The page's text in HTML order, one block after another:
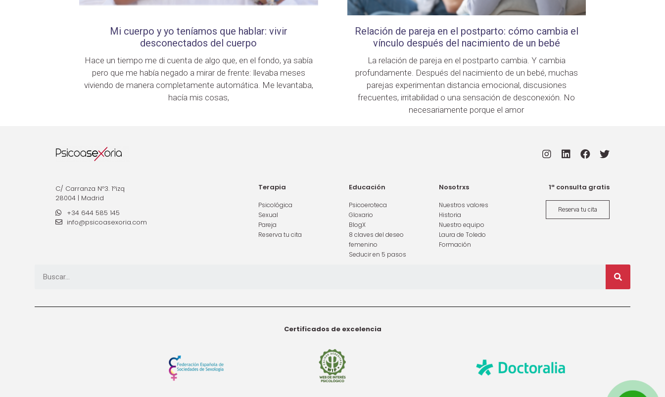
Mi cuerpo y yo teníamos que hablar: vivir
desconectados del cuerpo
Hace un tiempo me di cuenta de algo que, en el fondo, ya sabía
pero que me había negado a mirar de frente: llevaba meses
viviendo de manera completamente automática. Me levantaba,
hacía mis cosas,
Relación de pareja en el postparto: cómo cambia el
vínculo después del nacimiento de un bebé
La relación de pareja en el postparto cambia. Y cambia
profundamente. Después del nacimiento de un bebé, muchas
parejas experimentan distancia emocional, discusiones
frecuentes, irritabilidad o una sensación de desconexión. No
necesariamente porque el amor
C/ Carranza Nº3. 1ºizq
28004 | Madrid
+34 644 585 145
info@psicoasexoria.com
Terapia
Psicológica
Sexual
Pareja
Reserva tu cita
Educación
Psicoeroteca
Gloxario
BlogX
8 claves del deseo
femenino
Seducir en 5 pasos
Nosotrxs
Nuestros valores
Historia
Nuestro equipo
Laura de Toledo
Formación
1ª consulta gratis
Reserva tu cita
Certificados de excelencia